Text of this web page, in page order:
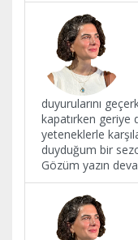
duyurularını
kapatırken geriye
yeteneklerle
duyduğum bir
Gözüm yazın